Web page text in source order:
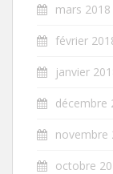
mars 2018
février
janvier
décembre
novembre
octobre